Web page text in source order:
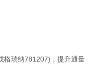
瑞纳781207)，提升通量